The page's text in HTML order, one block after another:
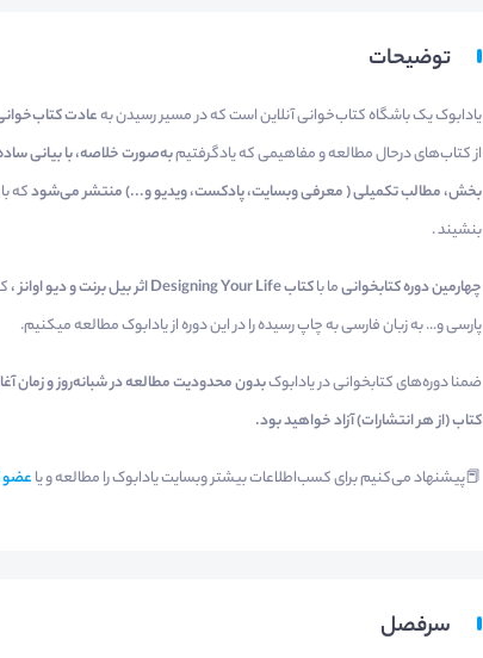
توضیحات
یادابوک یک باشگاه کتاب‌خوانی آنلاین است که در مسیر رسیدن بهعادت
از کتاب‌‌های درحال مطالعه و مفاهیمی که یادگرفتیمبه‌صورت خلاصه، با بیانی
بخش، مطالب تکمیلی ( معرفی وبسایت، پادکست، ویدیو و...) منتشر می‌شودکه
بنشیند .
چهارمین دوره کتابخوانیما باکتاب Designing Your Life اثر بیل برنت و دیو اوانز ،
پارسی و... به زبان فارسی به چاپ رسیده را در این دوره از یادابوک مطالعه میکنیم.
ضمنا دوره‌های کتابخوانی در یادابوکبدون محدودیت مطالعه در شبانه‌روز و زمان
کتاب (از هر انتشارات) آزاد خواهید بود.
📕پیشنهاد می‌کنیم برای کسب‌اطلاعات بیشتر وبسایت یادابوک را مطالعه و یاعضو
سرفصل